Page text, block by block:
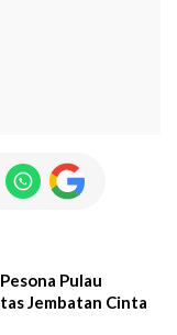
Pulau
Jembatan Cinta